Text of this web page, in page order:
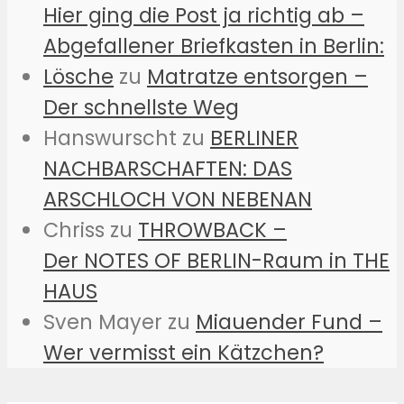
Hier ging die Post ja richtig ab –
Abgefallener Briefkasten in Berlin:
Lösche zu Matratze entsorgen –
Der schnellste Weg
Hanswurscht zu BERLINER
NACHBARSCHAFTEN: DAS
ARSCHLOCH VON NEBENAN
Chriss zu THROWBACK –
Der NOTES OF BERLIN-Raum in THE
HAUS
Sven Mayer zu Miauender Fund –
Wer vermisst ein Kätzchen?